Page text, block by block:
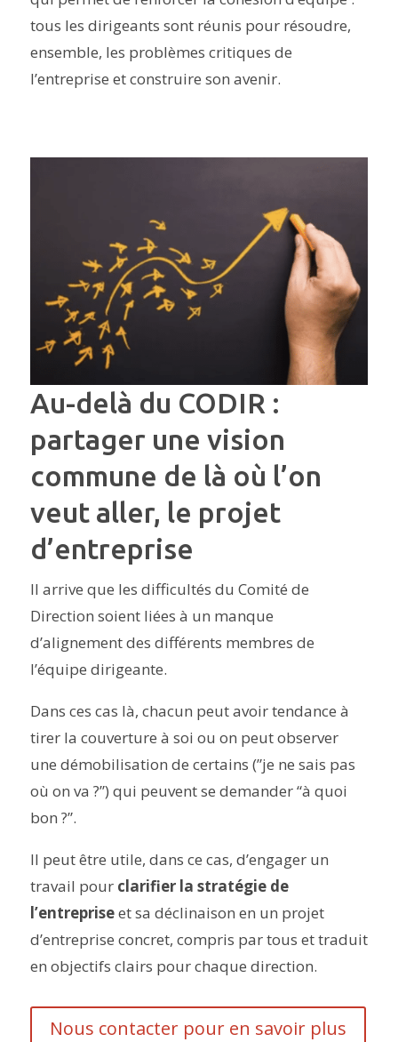
tous les dirigeants sont réunis pour résoudre,
ensemble, les problèmes critiques de
l’entreprise et construire son avenir.
Au-delà du CODIR :
partager une vision
commune de là où l’on
veut aller, le projet
d’entreprise
Il arrive que les difficultés du Comité de
Direction soient liées à un manque
d’alignement des différents membres de
l’équipe dirigeante.
Dans ces cas là, chacun peut avoir tendance à
tirer la couverture à soi ou on peut observer
une démobilisation de certains (”je ne sais pas
où on va ?”) qui peuvent se demander “à quoi
bon ?”.
Il peut être utile, dans ce cas, d’engager un
travail pour clarifier la stratégie de
l’entrepriseet sa déclinaison en un projet
d’entreprise concret, compris par tous et traduit
en objectifs clairs pour chaque direction.
Nous contacter pour en savoir plus